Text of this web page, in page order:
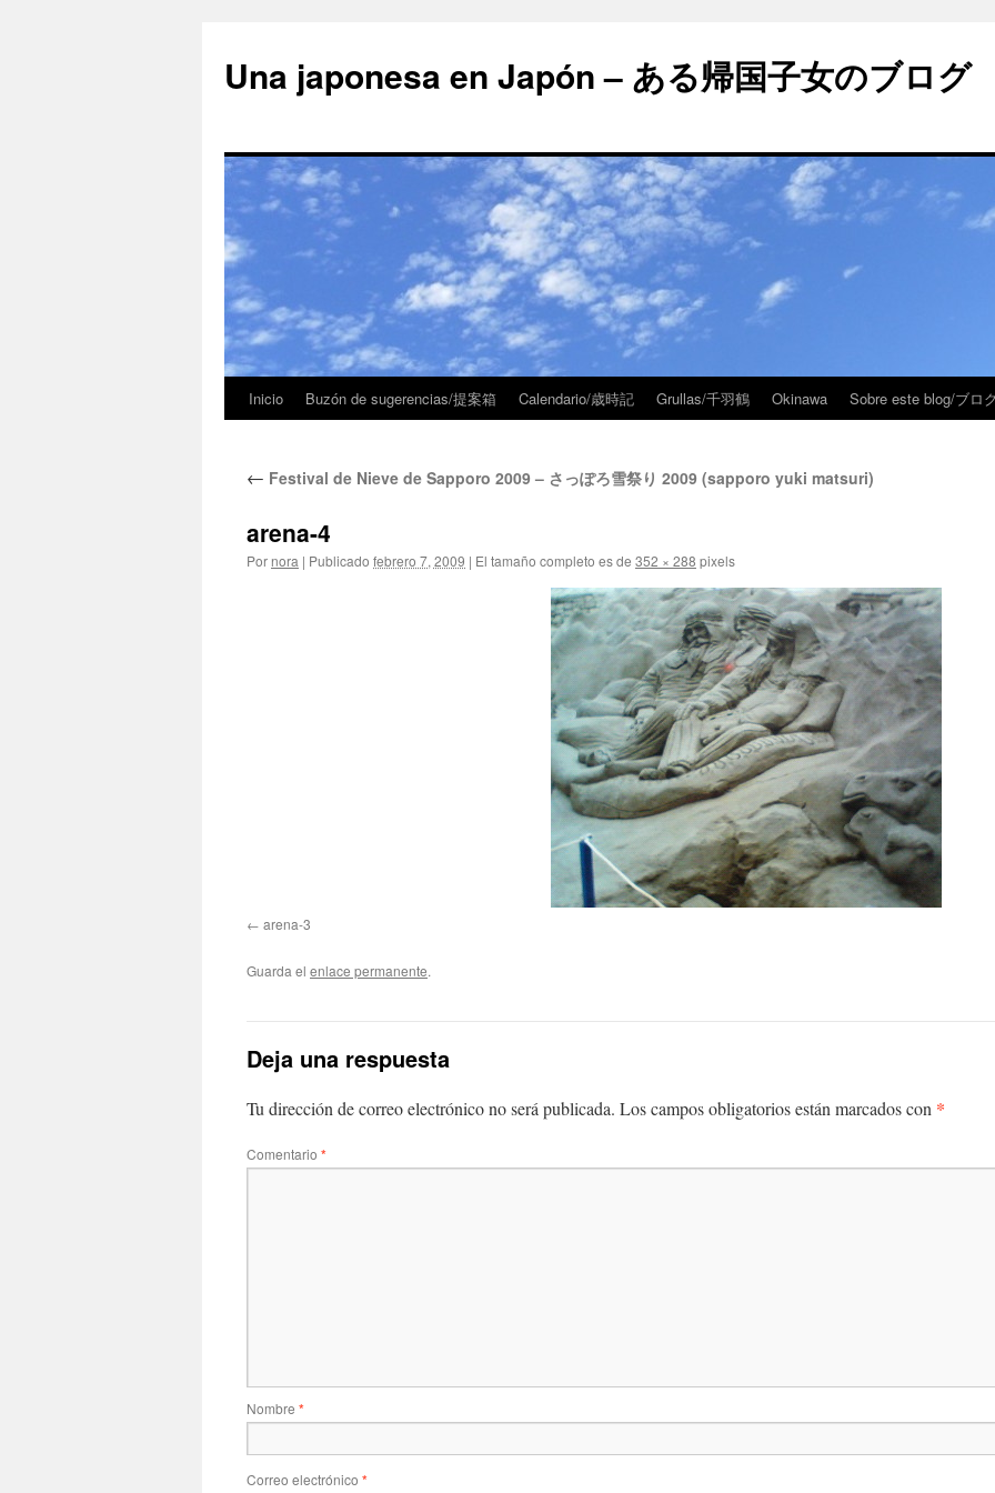
Una japonesa en Japón – ある帰国子女のブログ
Inicio Buzón de sugerencias/提案箱 Calendario/歳時記 Grullas/千羽鶴 Okinawa Sobre este blog/ブロ
← Festival de Nieve de Sapporo 2009 – さっぽろ雪祭り 2009 (sapporo yuki matsuri)
arena-4
Por nora | Publicado febrero 7, 2009 | El tamaño completo es de 352 × 288 pixels
arena-3
Guarda el enlace permanente.
Deja una respuesta
Tu dirección de correo electrónico no será publicada. Los campos obligatorios están marcados con *
Comentario *
Nombre *
Correo electrónico *